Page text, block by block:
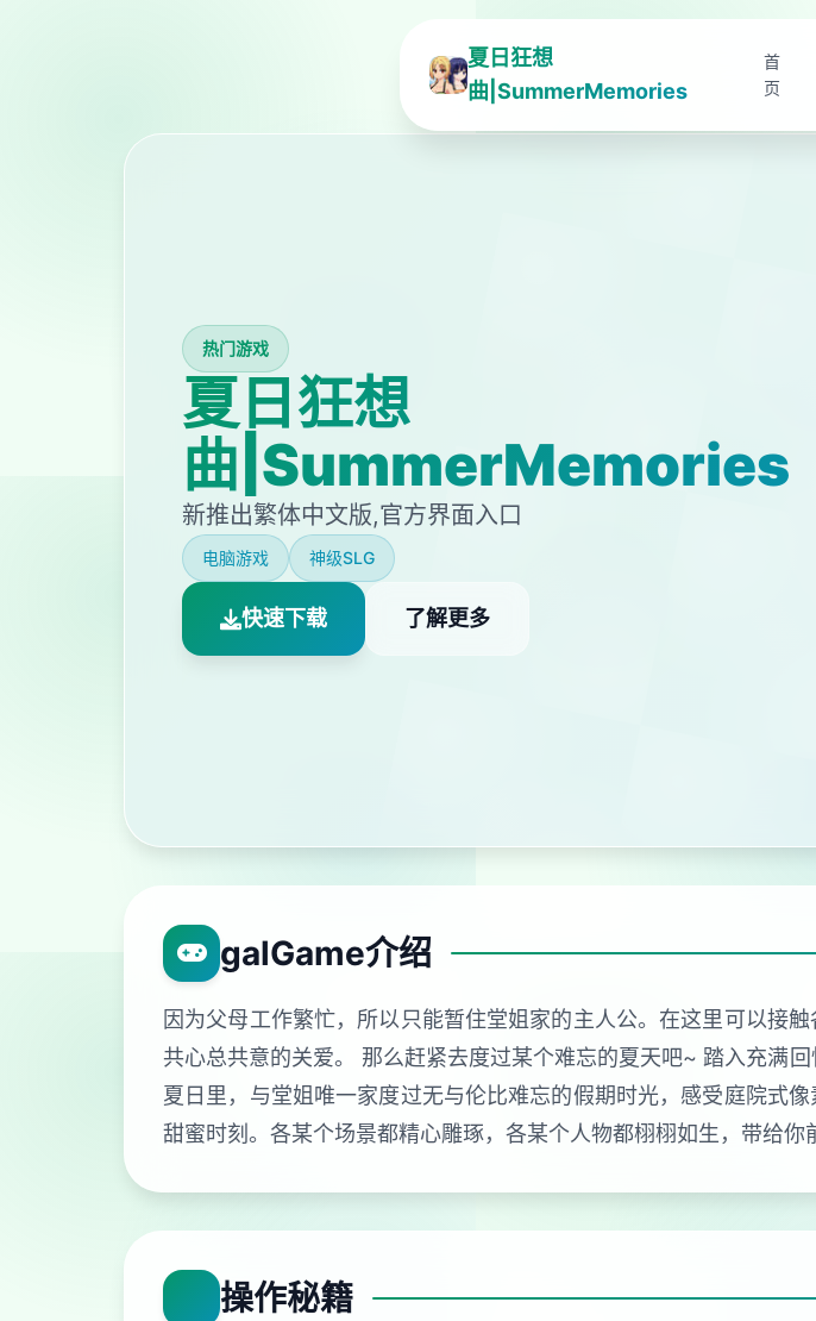
夏日狂想
曲|SummerMemories
首
页
热门游戏
夏日狂想
曲|SummerMemories
新推出繁体中文版,官方界面入口
电脑游戏 神级SLG
快速下载 了解更多
galGame介绍
因为父母工作繁忙，所以只能暂住堂姐家的主人公。在这里可以接
共心总共意的关爱。 那么赶紧去度过某个难忘的夏天吧~ 踏入充满
夏日里，与堂姐唯一家度过无与伦比难忘的假期时光，感受庭院式
甜蜜时刻。各某个场景都精心雕琢，各某个人物都栩栩如生，带给你
操作秘籍